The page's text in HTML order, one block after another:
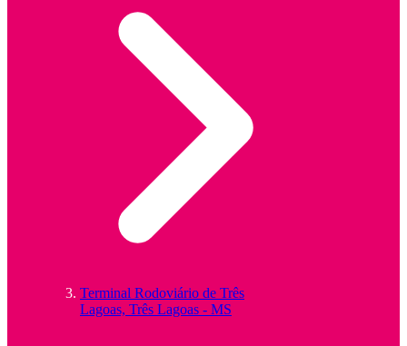
Terminal Rodoviário de Três
Lagoas, Três Lagoas - MS